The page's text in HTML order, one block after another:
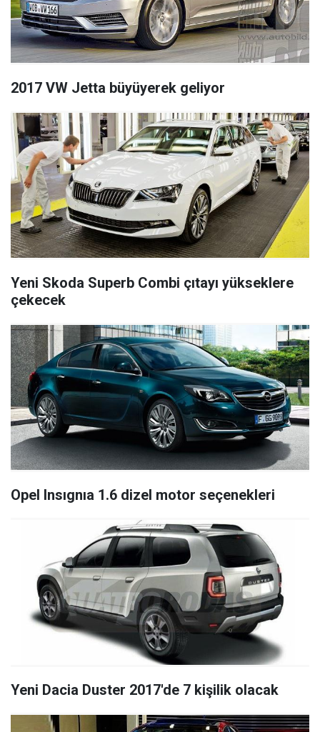
2017 VW Jetta büyüyerek geliyor
Yeni Skoda Superb Combi çıtayı yükseklere
çekecek
Opel Insıgnıa 1.6 dizel motor seçenekleri
Yeni Dacia Duster 2017'de 7 kişilik olacak